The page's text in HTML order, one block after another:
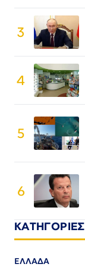
3
4
5
6
ΚΑΤΗΓΟΡΙΕΣ
ΕΛΛΑΔΑ